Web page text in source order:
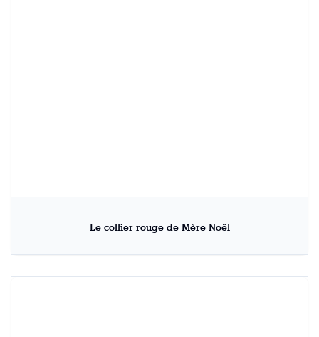
Le collier rouge de Mère Noël